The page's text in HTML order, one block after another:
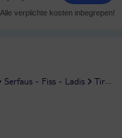
Alle verplichte kosten inbegrepen!
Serfaus - Fiss - Ladis
Tirol